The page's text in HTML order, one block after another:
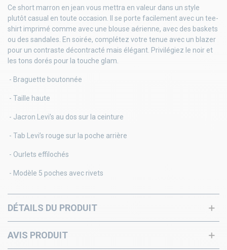
Ce short marron en jean vous mettra en valeur dans un style
plutôt casual en toute occasion. Il se porte facilement avec un tee-
shirt imprimé comme avec une blouse aérienne, avec des baskets
ou des sandales. En soirée, complétez votre tenue avec un blazer
pour un contraste décontracté mais élégant. Privilégiez le noir et
les tons dorés pour la touche glam.
- Braguette boutonnée
- Taille haute
- Jacron Levi’s au dos sur la ceinture
- Tab Levi’s rouge sur la poche arrière
- Ourlets effilochés
- Modèle 5 poches avec rivets
DÉTAILS DU PRODUIT
AVIS PRODUIT